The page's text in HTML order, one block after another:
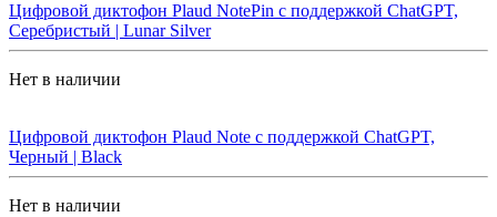
Цифровой диктофон Plaud NotePin с поддержкой ChatGPT,
Серебристый | Lunar Silver
Нет в наличии
Цифровой диктофон Plaud Note с поддержкой ChatGPT,
Черный | Black
Нет в наличии